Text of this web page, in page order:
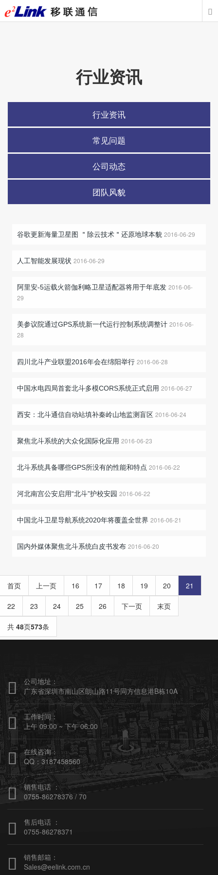

行业资讯
行业资讯
常见问题
公司动态
团队风貌
谷歌更新海量卫星图 ＂除云技术＂还原地球本貌 2016-06-29
人工智能发展现状 2016-06-29
阿里安-5运载火箭伽利略卫星适配器将用于年底发 2016-06-
29
美参议院通过GPS系统新一代运行控制系统调整计 2016-06-
28
四川北斗产业联盟2016年会在绵阳举行 2016-06-28
中国水电四局首套北斗多模CORS系统正式启用 2016-06-27
西安：北斗通信自动站填补秦岭山地监测盲区 2016-06-24
聚焦北斗系统的大众化国际化应用 2016-06-23
北斗系统具备哪些GPS所没有的性能和特点 2016-06-22
河北南宫公安启用“北斗”护校安园 2016-06-22
中国北斗卫星导航系统2020年将覆盖全世界 2016-06-21
国内外媒体聚焦北斗系统白皮书发布 2016-06-20
首页 上一页 16 17 18 19 20 21
22 23 24 25 26 下一页 末页
共 48页573条

公司地址：
广东省深圳市南山区朗山路11号同方信息港B栋10A

工作时间：
上午 09:00 ~ 下午 06:00

在线咨询：
QQ：3187458560

销售电话 ：
0755-86278376 / 70

售后电话 ：
0755-86278371

销售邮箱：
Sales@eelink.com.cn